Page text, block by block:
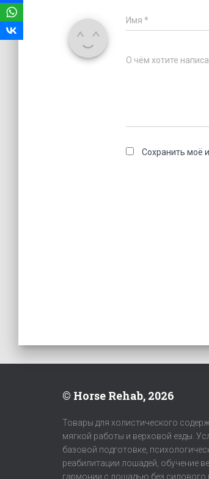
Имя *
О чём хотите
Сохранить моё
© Horse Rehab, 2026
Товары для холистического
мягкой работы и верховой езды.
базовой подготовке,
реабилитации лошадей, обучение
гармонии с лошадью без силового